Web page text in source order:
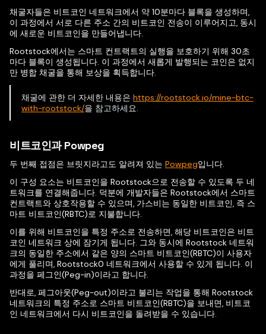
채굴자들은 비트코인 네트워크에서 약 10분마다 블록을 생성하며,
이 과정에서 서로 다른 주소 간의 비트코인 전송이 이루어지고, 동시
에 새로운 비트코인을 만들어냅니다.
Rootstock에서는 스마트 컨트랙트의 실행을 보호하기 위해 30초
마다 블록이 생성됩니다. 이 과정에서 새롭게 발행되는 코인은 없지
만 병합 채굴을 통해 보상을 획득합니다.
채굴에 관한 더 자세한 내용은 https://rootstock.io/mine-btc-
with-rootstock/을 참고하세요.
비트코인과 Powpeg
두 번째 접점은 브릿지라고도 알려져 있는 Powpeg입니다.
이 구성 요소는 비트코인을 Rootstock으로 전송할 수 있도록 두 네
트워크를 연결해줍니다. 덕분에 개발자들은 Rootstock에서 스마트
컨트랙트와 상호작용할 수 있으며, 가스비는 동일한 비트코인, 즉 스
마트 비트코인(RBTC)로 지불합니다.
이를 위해 비트코인을 특정 주소로 전송하면, 해당 비트코인은 비트
코인 네트워크 상에 잠기게 됩니다. 그와 동시에 Rootstock 네트워
크의 동일한 주소에서 같은 양의 스마트 비트코인(RBTC)이 사용자
에게 풀리며, Rootstock0 네트워크에서 사용할 수 있게 됩니다. 이
과정을 페그인(Peg-in)이라고 합니다.
반대로, 페그아웃(Peg-out)이라고 불리는 작업을 통해 Rootstock
네트워크의 특정 주소로 스마트 비트코인(RBTC)을 보내면, 비트코
인 네트워크에서 다시 비트코인을 돌려받을 수 있습니다.